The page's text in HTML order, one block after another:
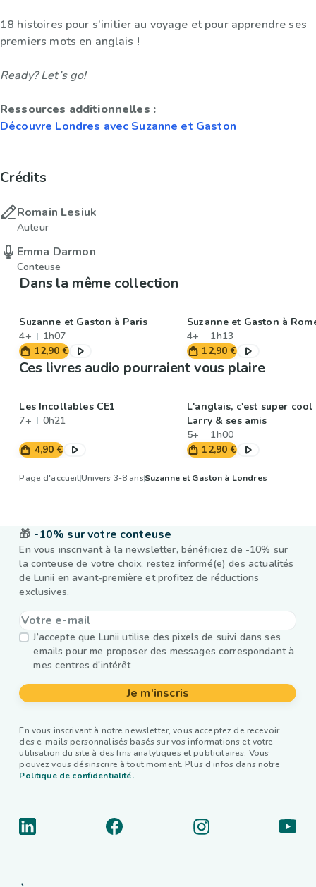
18 histoires pour s’initier au voyage et pour apprendre ses
premiers mots en anglais !
Ready? Let’s go!
Ressources additionnelles :
Découvre Londres avec Suzanne et Gaston
Crédits
Romain Lesiuk
Auteur
Emma Darmon
Conteuse
Dans la même collection
Suzanne et Gaston à Paris
4+
1h07
12,90 €
Suzanne et Gaston à
4+
1h13
12,90 €
Ces livres audio pourraient vous plaire
Les Incollables CE1
7+
0h21
4,90 €
L'anglais, c'est super cool
Larry & ses amis
5+
1h00
12,90 €
Page d'accueilUnivers 3-8 ansSuzanne et Gaston à Londres
🎁 -10% sur votre conteuse
En vous inscrivant à la newsletter, bénéficiez de -10% sur
la conteuse de votre choix, restez informé(e) des actualités
de Lunii en avant-première et profitez de réductions
exclusives.
J’accepte que Lunii utilise des pixels de suivi dans ses
emails pour me proposer des messages correspondant à
mes centres d'intérêt
Je m'inscris
En vous inscrivant à notre newsletter, vous acceptez de recevoir
des e-mails personnalisés basés sur vos informations et votre
utilisation du site à des fins analytiques et publicitaires. Vous
pouvez vous désinscrire à tout moment. Plus d’infos dans notre
Politique de confidentialité.